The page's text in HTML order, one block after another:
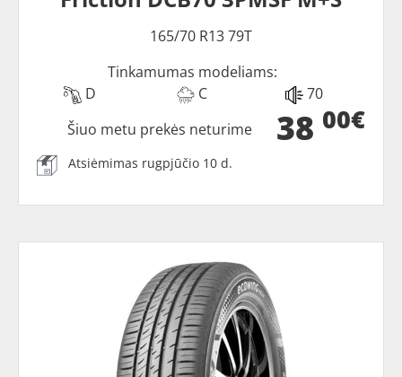
165/70 R13 79T
Tinkamumas modeliams:
D
C 70
38 00€
Šiuo metu prekės neturime
Atsiėmimas rugpjūčio 10 d.